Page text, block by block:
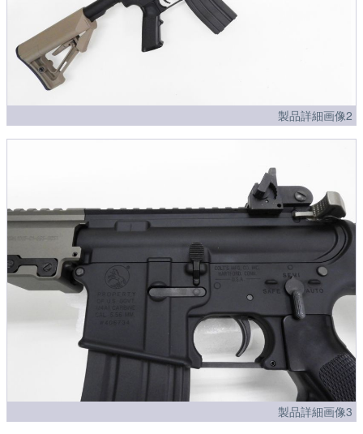
製品詳細画像2
製品詳細画像3